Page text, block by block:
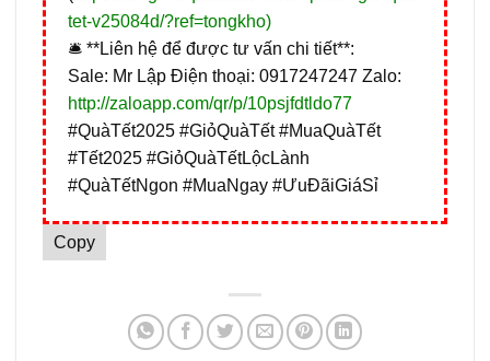
tet-v25084d/?ref=tongkho)
🛎️ **Liên hệ để được tư vấn chi tiết**:
Sale: Mr Lập Điện thoại: 0917247247 Zalo:
http://zaloapp.com/qr/p/10psjfdtldo77
#QuàTết2025 #GiỏQuàTết #MuaQuàTết
#Tết2025 #GiỏQuàTếtLộcLành
#QuàTếtNgon #MuaNgay #ƯuĐãiGiáSỉ
Copy